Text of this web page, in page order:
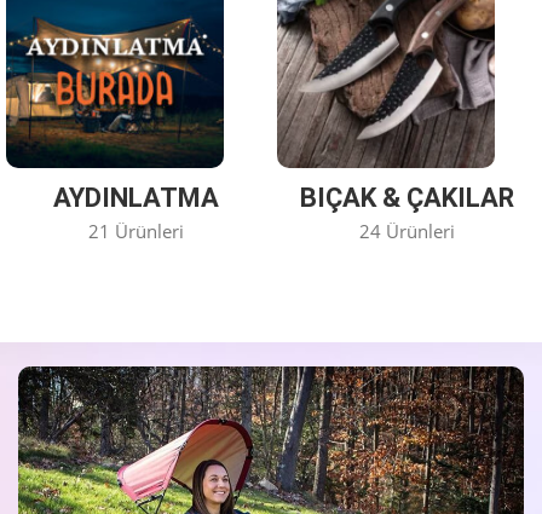
AYDINLATMA
21 Ürünleri
BIÇAK & ÇAKILAR
24 Ürünleri